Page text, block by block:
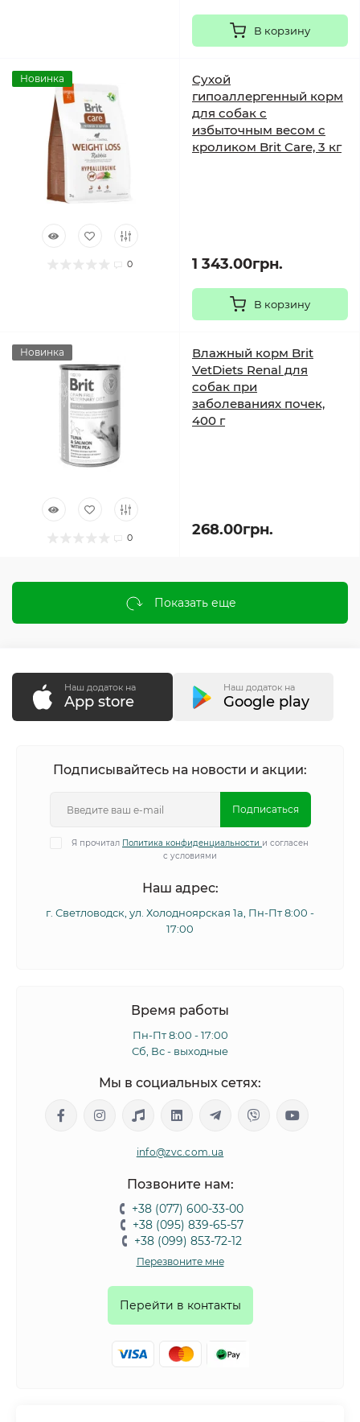
В корзину
Новинка
0
Сухой
гипоаллергенный корм
для собак с
избыточным весом с
кроликом Brit Care, 3 кг
1 343.00грн.
В корзину
Новинка
0
Влажный корм Brit
VetDiets Renal для
собак при
заболеваниях почек,
400 г
268.00грн.
Показать еще
Наш додаток на
App store
Наш додаток на
Google play
Подписывайтесь на новости и акции:
Подписаться
Я прочитал Политика конфиденциальности и согласен
с условиями
Наш адрес:
г. Светловодск, ул. Холодноярская 1а, Пн-Пт 8:00 -
17:00
Время работы
Пн-Пт 8:00 - 17:00
Сб, Вс - выходные
Мы в социальных сетях:
info@zvc.com.ua
Позвоните нам:
+38 (077) 600-33-00
+38 (095) 839-65-57
+38 (099) 853-72-12
Перезвоните мне
Перейти в контакты